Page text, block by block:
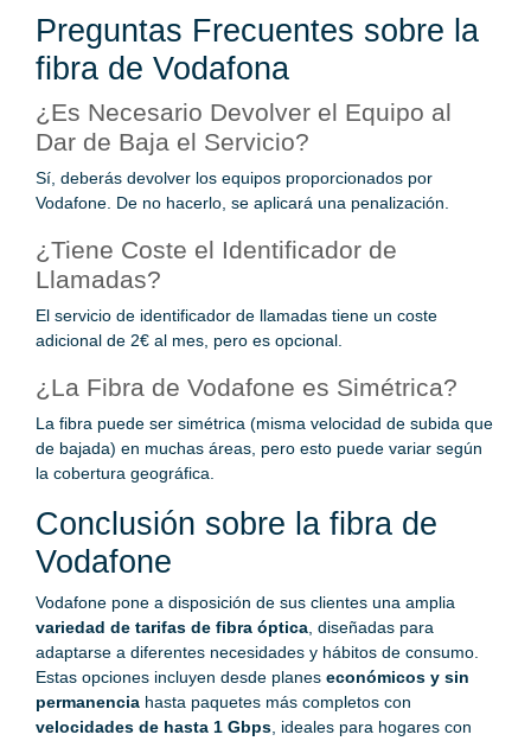
Preguntas Frecuentes sobre la
fibra de Vodafona
¿Es Necesario Devolver el Equipo al
Dar de Baja el Servicio?
Sí, deberás devolver los equipos proporcionados por
Vodafone. De no hacerlo, se aplicará una penalización.
¿Tiene Coste el Identificador de
Llamadas?
El servicio de identificador de llamadas tiene un coste
adicional de 2€ al mes, pero es opcional.
¿La Fibra de Vodafone es Simétrica?
La fibra puede ser simétrica (misma velocidad de subida que
de bajada) en muchas áreas, pero esto puede variar según
la cobertura geográfica.
Conclusión sobre la fibra de
Vodafone
Vodafone pone a disposición de sus clientes una amplia
variedad de tarifas de fibra óptica , diseñadas para
adaptarse a diferentes necesidades y hábitos de consumo.
Estas opciones incluyen desde planes económicos y sin
permanencia hasta paquetes más completos con
velocidades de hasta 1 Gbps , ideales para hogares con